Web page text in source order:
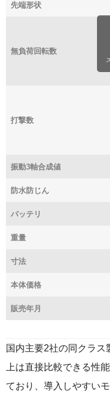
先端形状
無負荷回転数
打撃数
振動3軸合成値
防水防じん
バッテリ
重量
寸法
本体価格
販売年月
国内主要2社の同クラス
上は直接比較できる性
ており、導入しやすい